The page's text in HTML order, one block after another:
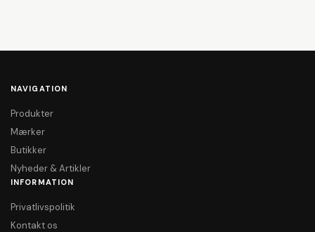
NAVIGATION
Produkter
Mærker
Butikker
Nyheder & Artikler
INFORMATION
Privatlivspolitik
Kontakt os